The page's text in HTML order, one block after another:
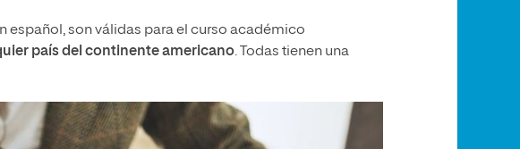
español, son válidas para el curso académico
país del continente americano. Todas tienen una